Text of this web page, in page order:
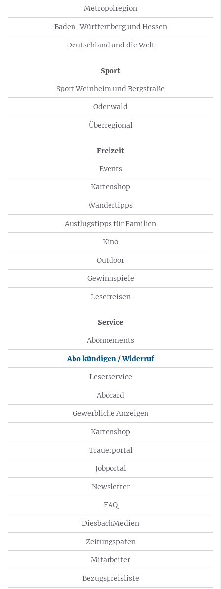
Metropolregion
Baden-Württemberg und Hessen
Deutschland und die Welt
Sport
Sport Weinheim und Bergstraße
Odenwald
Überregional
Freizeit
Events
Kartenshop
Wandertipps
Ausflugstipps für Familien
Kino
Outdoor
Gewinnspiele
Leserreisen
Service
Abonnements
Abo kündigen / Widerruf
Leserservice
Abocard
Gewerbliche Anzeigen
Kartenshop
Trauerportal
Jobportal
Newsletter
FAQ
DiesbachMedien
Zeitungspaten
Mitarbeiter
Bezugspreisliste